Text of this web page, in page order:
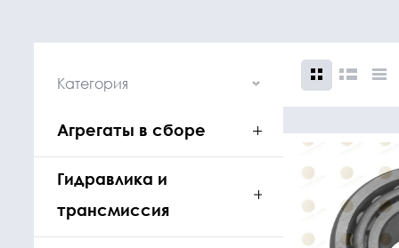
Крепежные
элементы
шайбы
Подшипник
Категория
Агрегаты в сборе
Гидравлика и
трансмиссия